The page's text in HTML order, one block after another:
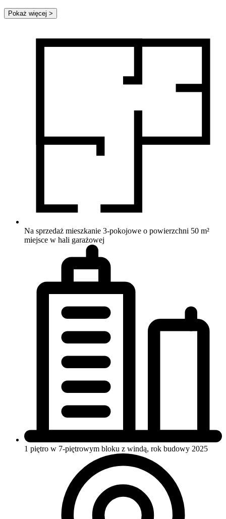
Pokaż więcej >
Na sprzedaż mieszkanie 3-pokojowe o powierzchni 50 m²
miejsce w hali garażowej
1 piętro w 7-piętrowym bloku z windą, rok budowy 2025